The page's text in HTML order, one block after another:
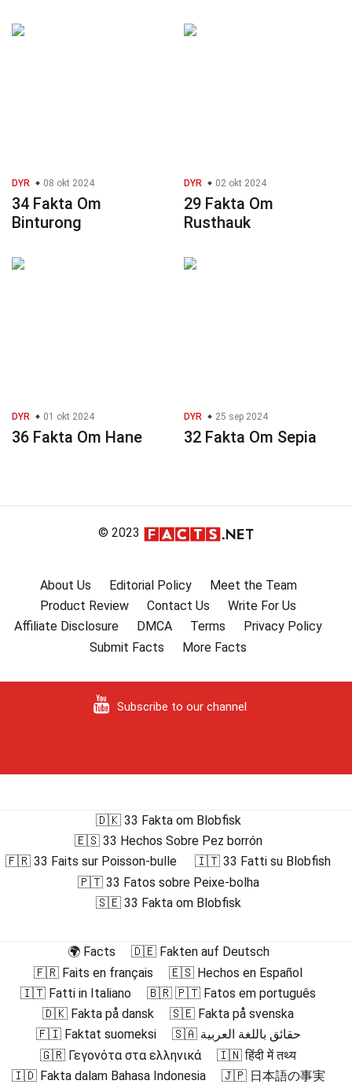
DYR 08 okt 2024
34 Fakta Om
Binturong
DYR 02 okt 2024
29 Fakta Om
Rusthauk
DYR 01 okt 2024
36 Fakta Om Hane
DYR 25 sep 2024
32 Fakta Om Sepia
© 2023
About Us Editorial Policy
Meet the Team
Product Review
Contact Us
Write For Us
Affiliate Disclosure
DMCA Terms
Privacy Policy
Submit Facts
More Facts
Subscribe to our channel
🇩🇰 33 Fakta om Blobfisk
🇪🇸 33 Hechos Sobre Pez borrón
🇫🇷 33 Faits sur Poisson-bulle
🇮🇹 33 Fatti su Blobfish
🇵🇹 33 Fatos sobre Peixe-bolha
🇸🇪 33 Fakta om Blobfisk
🌍 Facts
🇩🇪 Fakten auf Deutsch
🇫🇷 Faits en français
🇪🇸 Hechos en Español
🇮🇹 Fatti in Italiano
🇧🇷 🇵🇹 Fatos em português
🇩🇰 Fakta på dansk
🇸🇪 Fakta på svenska
🇫🇮 Faktat suomeksi
🇸🇦 حقائق باللغة العربية
🇬🇷 Γεγονότα στα ελληνικά
🇮🇳 हिंदी में तथ्य
🇮🇩 Fakta dalam Bahasa Indonesia
🇯🇵 日本語の事実